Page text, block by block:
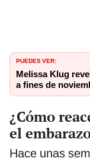
PUEDES VER:
Melissa Klug
a fines de
¿Cómo
el
Hace unas